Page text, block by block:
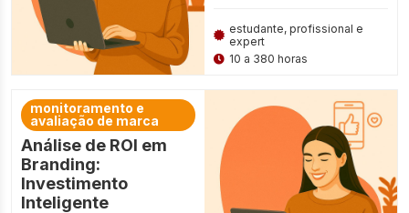
estudante, profissional e
expert
10 a 380 horas
monitoramento e
avaliação de marca
Análise de ROI em
Branding:
Investimento
Inteligente